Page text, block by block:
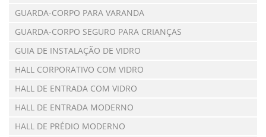
GUARDA-CORPO PARA VARANDA
GUARDA-CORPO SEGURO PARA CRIANÇAS
GUIA DE INSTALAÇÃO DE VIDRO
HALL CORPORATIVO COM VIDRO
HALL DE ENTRADA COM VIDRO
HALL DE ENTRADA MODERNO
HALL DE PRÉDIO MODERNO